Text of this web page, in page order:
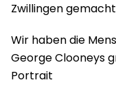
Zwillingen
Wir haben die
George Clooneys
Portrait